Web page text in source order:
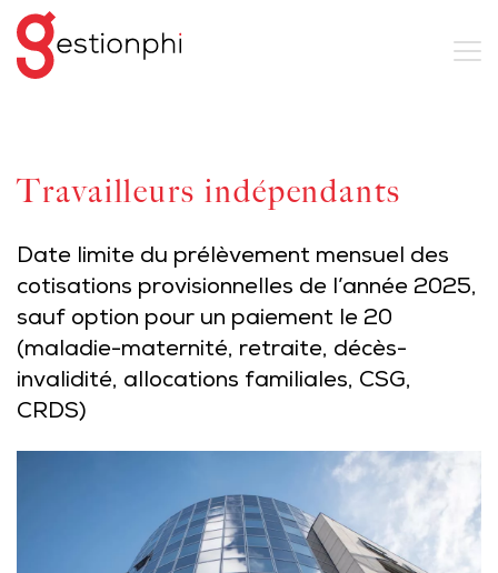
Travailleurs indépendants
Date limite du prélèvement mensuel des
cotisations provisionnelles de l’année 2025,
sauf option pour un paiement le 20
(maladie-maternité, retraite, décès-
invalidité, allocations familiales, CSG,
CRDS)